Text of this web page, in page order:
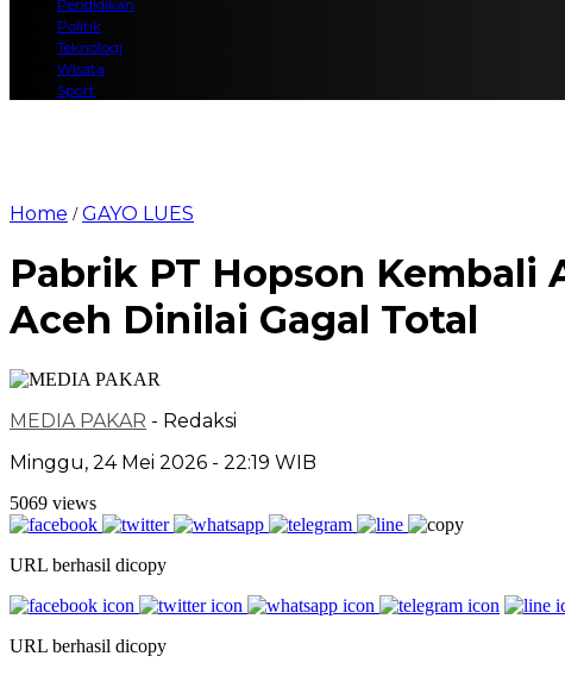
Pendidikan
Politik
Teknologi
Wisata
Sport
Home /GAYO LUES
Pabrik PT Hopson
Aceh Dinilai Gagal Total
MEDIA PAKAR - Redaksi
Minggu, 24 Mei 2026 - 22:19 WIB
5069 views
URL berhasil dicopy
URL berhasil dicopy